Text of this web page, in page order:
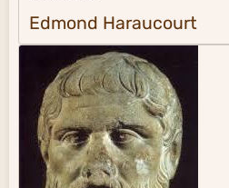
Edmond Haraucourt